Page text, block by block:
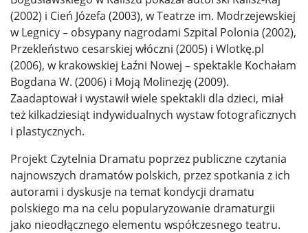
(2002) i Cień Józefa (2003), w Teatrze im. Modrzejewskiej
w Legnicy – obsypany nagrodami Szpital Polonia (2002),
Przekleństwo cesarskiej włóczni (2005) i Wlotkę.pl
(2006), w krakowskiej Łaźni Nowej – spektakle Kochałam
Bogdana W. (2006) i Moją Molinezję (2009).
Zaadaptował i wystawił wiele spektakli dla dzieci, miał
też kilkadziesiąt indywidualnych wystaw fotograficznych
i plastycznych.
Projekt Czytelnia Dramatu poprzez publiczne czytania
najnowszych dramatów polskich, przez spotkania z ich
autorami i dyskusje na temat kondycji dramatu
polskiego ma na celu popularyzowanie dramaturgii
jako nieodłącznego elementu współczesnego teatru.